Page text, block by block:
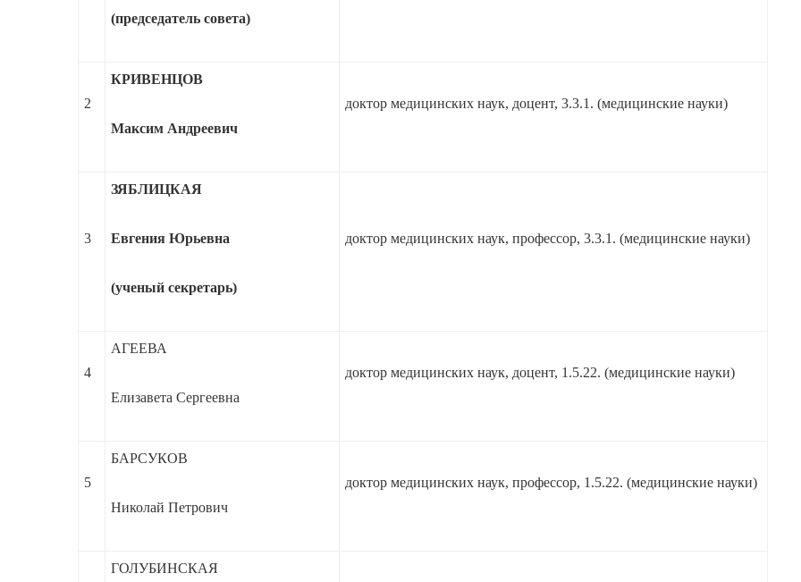
(председатель совета)
2
КРИВЕНЦОВ
Максим Андреевич
доктор медицинских наук, доцент, 3.3.1. (медицинские науки)
3
ЗЯБЛИЦКАЯ
Евгения Юрьевна
(ученый секретарь)
доктор медицинских наук, профессор, 3.3.1. (медицинские науки)
4
АГЕЕВА
Елизавета Сергеевна
доктор медицинских наук, доцент, 1.5.22. (медицинские науки)
5
БАРСУКОВ
Николай Петрович
доктор медицинских наук, профессор, 1.5.22. (медицинские науки)
ГОЛУБИНСКАЯ